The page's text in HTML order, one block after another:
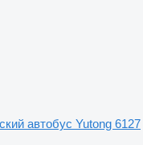
автобус Yutong 6127